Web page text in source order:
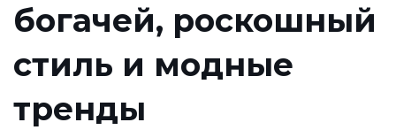
богачей, роскошный
стиль и модные
тренды